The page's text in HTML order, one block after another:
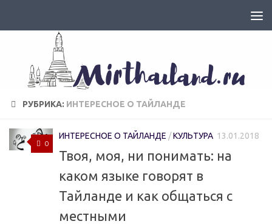
РУБРИКА: ИНТЕРЕСНОЕ О ТАЙЛАНДЕ
0
ИНТЕРЕСНОЕ О ТАЙЛАНДЕ /КУЛЬТУРА 13.01.2018
Твоя, моя, ни понимать: на
каком языке говорят в
Тайланде и как общаться с
местными